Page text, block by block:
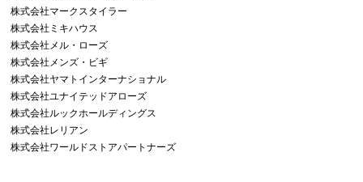
株式会社マークスタイラー
株式会社ミキハウス
株式会社メル・ローズ
株式会社メンズ・ビギ
株式会社ヤマトインターナショナル
株式会社ユナイテッドアローズ
株式会社ルックホールディングス
株式会社レリアン
株式会社ワールドストアパートナーズ